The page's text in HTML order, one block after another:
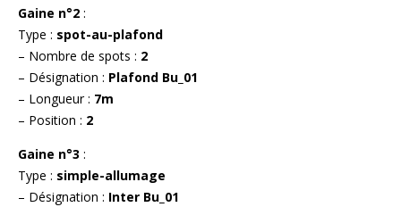
Gaine n°2 :
Type : spot-au-plafond
– Nombre de spots : 2
– Désignation : Plafond Bu_01
– Longueur : 7m
– Position : 2
Gaine n°3 :
Type : simple-allumage
– Désignation : Inter Bu_01